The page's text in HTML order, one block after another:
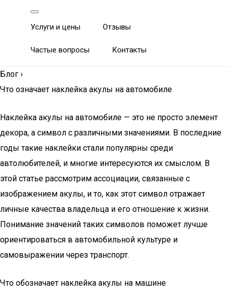
Услуги и цены Отзывы
Частые вопросы Контакты
Блог ›
Что означает наклейка акулы на автомобиле
Наклейка акулы на автомобиле — это не просто элемент
декора, а символ с различными значениями. В последние
годы такие наклейки стали популярны среди
автолюбителей, и многие интересуются их смыслом. В
этой статье рассмотрим ассоциации, связанные с
изображением акулы, и то, как этот символ отражает
личные качества владельца и его отношение к жизни.
Понимание значений таких символов поможет лучше
ориентироваться в автомобильной культуре и
самовыражении через транспорт.
Что обозначает наклейка акулы на машине